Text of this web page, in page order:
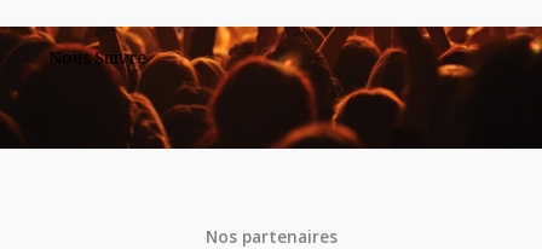
Nous Suivre
Nos partenaires